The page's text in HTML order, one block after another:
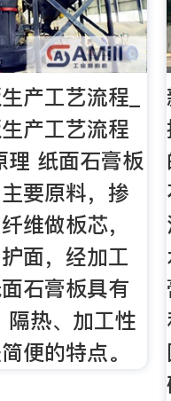
生产工艺流程_
产工艺流程
理 纸面石膏板
要原料，掺
维做板芯，
面，经加工
石膏板具有
隔热、加工性
便的特点。